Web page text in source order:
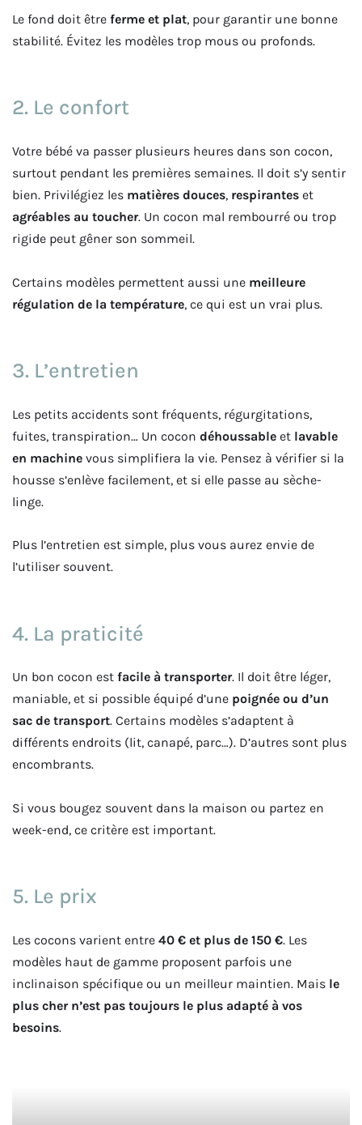
Le fond doit être ferme et plat, pour garantir une bonne
stabilité. Évitez les modèles trop mous ou profonds.
2. Le confort
Votre bébé va passer plusieurs heures dans son cocon,
surtout pendant les premières semaines. Il doit s’y sentir
bien. Privilégiez les matières douces, respirantes et
agréables au toucher. Un cocon mal rembourré ou trop
rigide peut gêner son sommeil.
Certains modèles permettent aussi une meilleure
régulation de la température, ce qui est un vrai plus.
3. L’entretien
Les petits accidents sont fréquents, régurgitations,
fuites, transpiration… Un cocon déhoussable et lavable
en machine vous simplifiera la vie. Pensez à vérifier si la
housse s’enlève facilement, et si elle passe au sèche-
linge.
Plus l’entretien est simple, plus vous aurez envie de
l’utiliser souvent.
4. La praticité
Un bon cocon est facile à transporter. Il doit être léger,
maniable, et si possible équipé d’une poignée ou d’un
sac de transport. Certains modèles s’adaptent à
différents endroits (lit, canapé, parc…). D’autres sont plus
encombrants.
Si vous bougez souvent dans la maison ou partez en
week-end, ce critère est important.
5. Le prix
Les cocons varient entre 40 € et plus de 150 €. Les
modèles haut de gamme proposent parfois une
inclinaison spécifique ou un meilleur maintien. Mais le
plus cher n’est pas toujours le plus adapté à vos
besoins.